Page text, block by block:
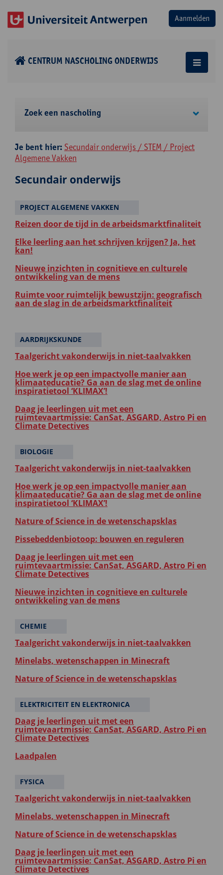
CENTRUM NASCHOLING ONDERWIJS
Zoek een nascholing
Je bent hier: Secundair onderwijs / STEM / Project
Algemene Vakken
Secundair onderwijs
PROJECT ALGEMENE VAKKEN
Reizen door de tijd in de arbeidsmarktfinaliteit
Elke leerling aan het schrijven krijgen? Ja, het
kan!
Nieuwe inzichten in cognitieve en culturele
ontwikkeling van de mens
Ruimte voor ruimtelijk bewustzijn: geografisch
aan de slag in de arbeidsmarktfinaliteit
AARDRIJKSKUNDE
Taalgericht vakonderwijs in niet-taalvakken
Hoe werk je op een impactvolle manier aan
klimaateducatie? Ga aan de slag met de online
inspiratietool ‘KLIMAX’!
Daag je leerlingen uit met een
ruimtevaartmissie: CanSat, ASGARD, Astro Pi en
Climate Detectives
BIOLOGIE
Taalgericht vakonderwijs in niet-taalvakken
Hoe werk je op een impactvolle manier aan
klimaateducatie? Ga aan de slag met de online
inspiratietool ‘KLIMAX’!
Nature of Science in de wetenschapsklas
Pissebeddenbiotoop: bouwen en reguleren
Daag je leerlingen uit met een
ruimtevaartmissie: CanSat, ASGARD, Astro Pi en
Climate Detectives
Nieuwe inzichten in cognitieve en culturele
ontwikkeling van de mens
CHEMIE
Taalgericht vakonderwijs in niet-taalvakken
Minelabs, wetenschappen in Minecraft
Nature of Science in de wetenschapsklas
ELEKTRICITEIT EN ELEKTRONICA
Daag je leerlingen uit met een
ruimtevaartmissie: CanSat, ASGARD, Astro Pi en
Climate Detectives
Laadpalen
FYSICA
Taalgericht vakonderwijs in niet-taalvakken
Minelabs, wetenschappen in Minecraft
Nature of Science in de wetenschapsklas
Daag je leerlingen uit met een
ruimtevaartmissie: CanSat, ASGARD, Astro Pi en
Climate Detectives